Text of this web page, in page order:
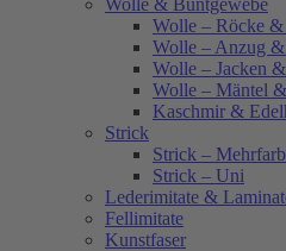
Wolle – Röcke
Wolle – Anzug
Wolle – Jacken
Wolle – Mäntel
Kaschmir &
Strick
Strick –
Strick – Uni
Lederimitate &
Fellimitate
Kunstfaser